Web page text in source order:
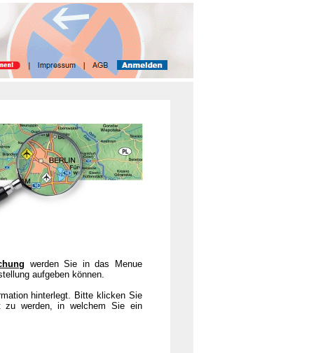
werden Sie in das Menue
aufgeben können.
hinterlegt. Bitte klicken Sie
zu werden, in welchem Sie ein